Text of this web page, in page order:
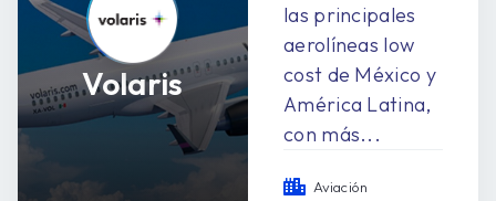
Volaris
las principales
aerolíneas low
cost de México y
América Latina,
con más...
Aviación